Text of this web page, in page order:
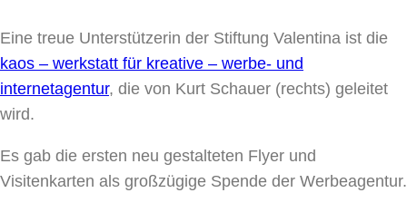
Eine treue Unterstützerin der Stiftung Valentina ist die
kaos – werkstatt für kreative – werbe- und
internetagentur, die von Kurt Schauer (rechts) geleitet
wird.
Es gab die ersten neu gestalteten Flyer und
Visitenkarten als großzügige Spende der Werbeagentur.